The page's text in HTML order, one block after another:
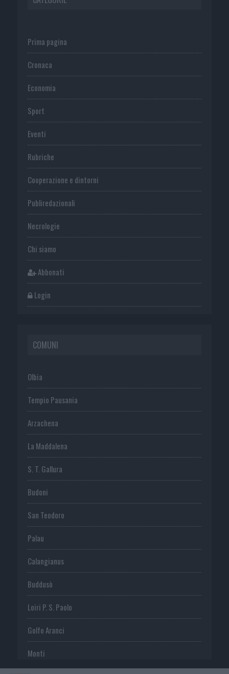
Prima pagina
Cronaca
Economia
Sport
Eventi
Rubriche
Cooperazione e dintorni
Publiredazionali
Necrologie
Chi siamo
Abbonati
Login
COMUNI
Olbia
Tempio Pausania
Arzachena
La Maddalena
S. T. Gallura
Budoni
San Teodoro
Palau
Calangianus
Buddusò
Loiri P. S. Paolo
Golfo Aranci
Monti